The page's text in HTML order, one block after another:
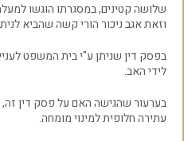
שלושה קטינים, במסגרתו הוגשו למעלה מ – 70 חוות דעת מומחים,
וזאת אגב ניכור הורי קשה שהביא
בפסק דין שניתן ע"י בית המשפט
לידי האב.
בערעור שהגישה האם על פסק דין
עתירה חלופית למינוי מומחה.